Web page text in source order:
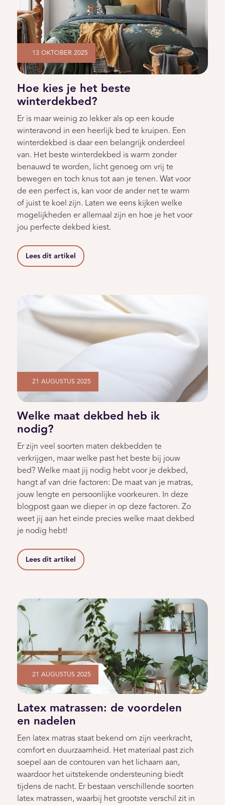
13 OKTOBER 2025
Hoe kies je het beste
winterdekbed?
Er is maar weinig zo lekker als op een koude
winteravond in een heerlijk bed te kruipen. Een
winterdekbed is daar een belangrijk onderdeel
van. Het beste winterdekbed is warm zonder
benauwd te worden, licht genoeg om vrij te
bewegen en toch knus tot aan je tenen. Wat voor
de een perfect is, kan voor de ander net te warm
of juist te koel zijn. Laten we eens kijken welke
mogelijkheden er allemaal zijn en hoe je het voor
jou perfecte dekbed kiest.
Lees dit artikel
21 AUGUSTUS 2025
Welke maat dekbed heb ik
nodig?
Er zijn veel soorten maten dekbedden te
verkrijgen, maar welke past het beste bij jouw
bed? Welke maat jij nodig hebt voor je dekbed,
hangt af van drie factoren: De maat van je matras,
jouw lengte en persoonlijke voorkeuren. In deze
blogpost gaan we dieper in op deze factoren. Zo
weet jij aan het einde precies welke maat dekbed
je nodig hebt!
Lees dit artikel
21 AUGUSTUS 2025
Latex matrassen: de voordelen
en nadelen
Een latex matras staat bekend om zijn veerkracht,
comfort en duurzaamheid. Het materiaal past zich
soepel aan de contouren van het lichaam aan,
waardoor het uitstekende ondersteuning biedt
tijdens de nacht. Er bestaan verschillende soorten
latex matrassen, waarbij het grootste verschil zit in